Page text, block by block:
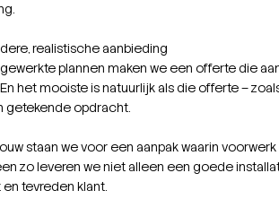
realistische aanbieding
plannen maken we een offerte die
het mooiste is natuurlijk als die offerte –
getekende opdracht.
staan we voor een aanpak waarin
zo leveren we niet alleen een goede
tevreden klant.